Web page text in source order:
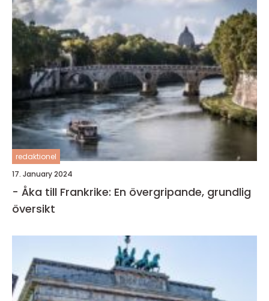
redaktionel
17. January 2024
- Åka till Frankrike: En övergripande, grundlig
översikt